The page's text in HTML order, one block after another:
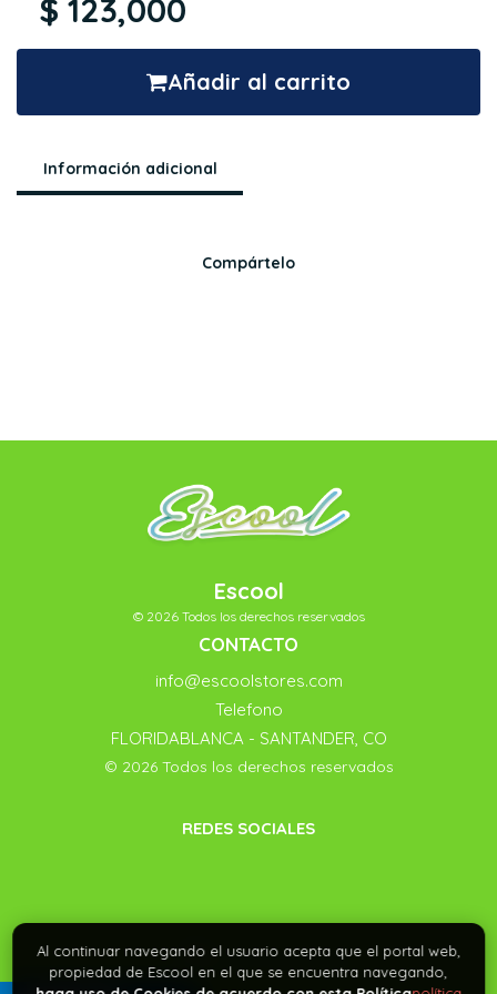
$ 123,000
Añadir al carrito
Información adicional
Compártelo
Escool
© 2026 Todos los derechos reservados
CONTACTO
info@escoolstores.com
Telefono
FLORIDABLANCA - SANTANDER, CO
© 2026 Todos los derechos reservados
REDES SOCIALES
Al continuar navegando el usuario acepta que el portal web,
propiedad de Escool en el que se encuentra navegando,